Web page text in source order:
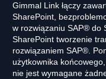
Gimmal Link łączy
SharePoint,
w rozwiązaniu SAP® do
SharePoint tworzenie
rozwiązaniem SAP®.
użytkownika
nie jest wymagane